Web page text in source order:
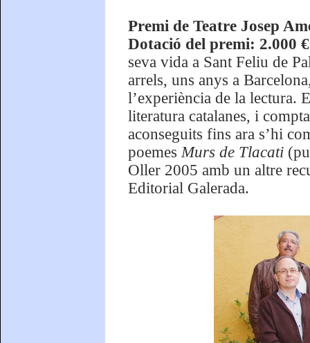
Premi de Teatre Josep
Dotació del premi: 2.000
seva vida a Sant Feliu de
arrels, uns anys a
l’experiència de la lectura.
literatura catalanes, i
aconseguits fins ara s’hi
poemesMurs de Tlacati
Oller 2005 amb un altre
Editorial Galerada.